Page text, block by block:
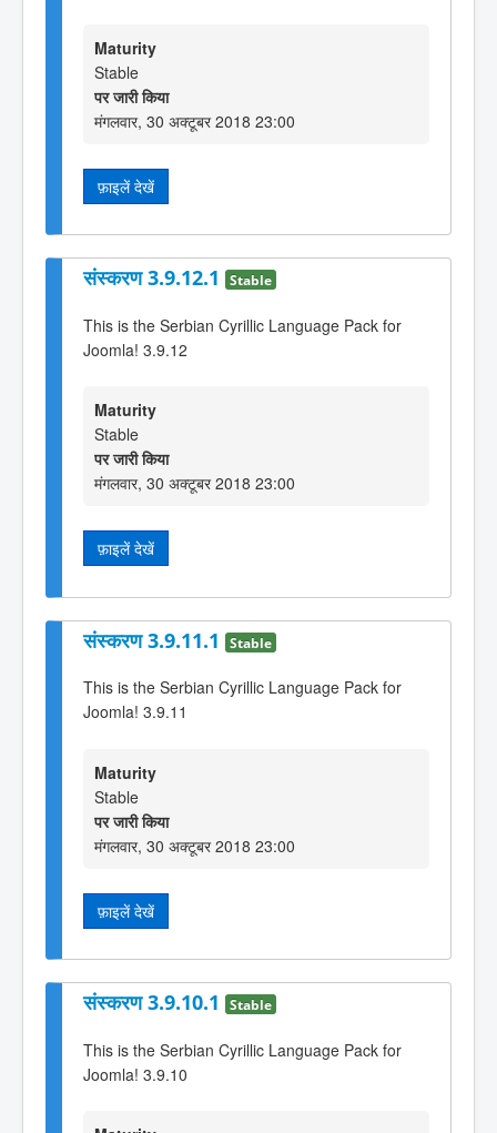
Maturity
Stable
पर जारी किया
मंगलवार, 30 अक्टूबर 2018 23:00
फ़ाइलें देखें
संस्करण 3.9.12.1 Stable
This is the Serbian Cyrillic Language Pack for
Joomla! 3.9.12
Maturity
Stable
पर जारी किया
मंगलवार, 30 अक्टूबर 2018 23:00
फ़ाइलें देखें
संस्करण 3.9.11.1 Stable
This is the Serbian Cyrillic Language Pack for
Joomla! 3.9.11
Maturity
Stable
पर जारी किया
मंगलवार, 30 अक्टूबर 2018 23:00
फ़ाइलें देखें
संस्करण 3.9.10.1 Stable
This is the Serbian Cyrillic Language Pack for
Joomla! 3.9.10